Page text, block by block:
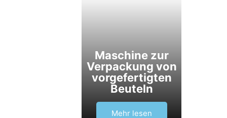
Maschine zur
Verpackung von
vorgefertigten
Beuteln
Mehr lesen